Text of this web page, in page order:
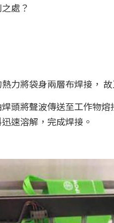
處？
力將袋身兩層布焊接，
頭將聲波傳送至工作物
速溶解，完成焊接。